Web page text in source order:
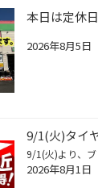
本日は定休
2026年8月5日
9/1(火)タイ
2026年8月1日